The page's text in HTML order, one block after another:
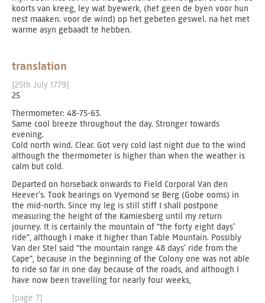
koorts van kreeg, ley wat byewerk, (het geen de byen voor hun
nest maaken. voor de wind) op het gebeten geswel. na het met
warme asyn gebaadt te hebben.
translation
[25th July 1779]
25
Thermometer: 48-75-63.
Same cool breeze throughout the day. Stronger towards
evening.
Cold north wind. Clear. Got very cold last night due to the wind
although the thermometer is higher than when the weather is
calm but cold.
Departed on horseback onwards to Field Corporal Van den
Heever’s. Took bearings on Vyemond se Berg (Gobe ooms) in
the mid-north. Since my leg is still stiff I shall postpone
measuring the height of the Kamiesberg until my return
journey. It is certainly the mountain of "the forty eight days’
ride", although I make it higher than Table Mountain. Possibly
Van der Stel said "the mountain range 48 days’ ride from the
Cape", because in the beginning of the Colony one was not able
to ride so far in one day because of the roads, and although I
have now been travelling for nearly four weeks,
[page 7]